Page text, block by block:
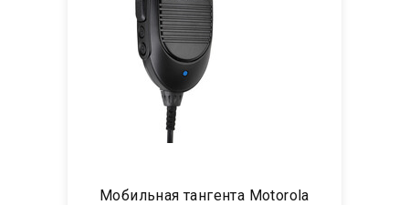
Мобильная тангента Motorola